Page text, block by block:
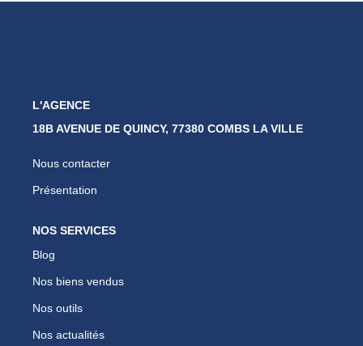
L'AGENCE
18B AVENUE DE QUINCY, 77380 COMBS LA VILLE
Nous contacter
Présentation
NOS SERVICES
Blog
Nos biens vendus
Nos outils
Nos actualités